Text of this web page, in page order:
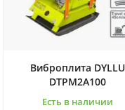
Виброплита DYLLU
DTPM2A100
Есть в наличии